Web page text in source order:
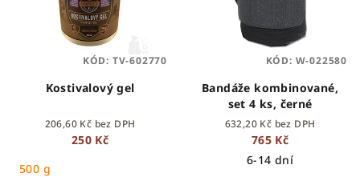
Kostivalový gel
206,60 Kč bez DPH
250 Kč
500 g
KÓD: TV-602770
Bandáže kombinované,
set 4 ks, černé
632,20 Kč bez DPH
765 Kč
6-14 dní
KÓD: W-022580